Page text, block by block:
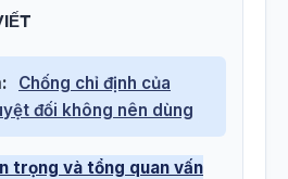
Chống chỉ định của
đối không nên dùng
trọng và tổng quan vấn